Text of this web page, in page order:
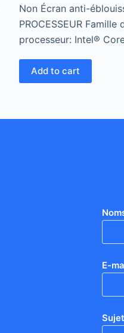
Non Écran anti-
PROCESSEUR Famille
processeur: Intel®
Add to cart
E-
Sujet